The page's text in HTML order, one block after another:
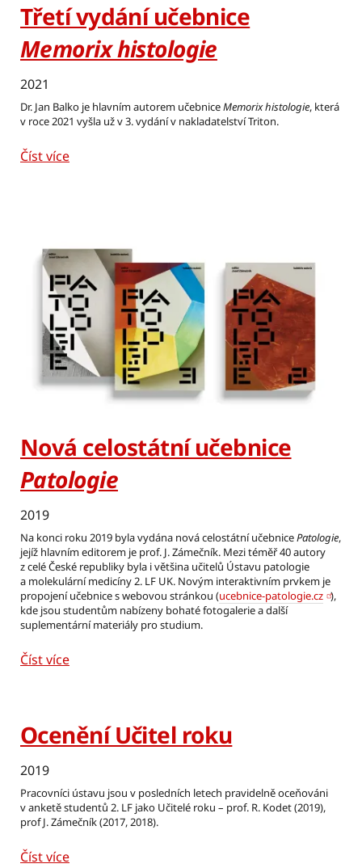
Třetí vydání učebnice
Memorix histologie
2021
Dr. Jan Balko je hlavním autorem učebniceMemorix histologie, která
v roce 2021 vyšla už v 3. vydání v nakladatelství Triton.
Číst více
Nová celostátní učebnice
Patologie
2019
Na konci roku 2019 byla vydána nová celostátní učebnicePatologie,
jejíž hlavním editorem je prof. J. Zámečník. Mezi téměř 40 autory
z celé České republiky byla i většina učitelů Ústavu patologie
a molekulární medicíny 2. LF UK. Novým interaktivním prvkem je
propojení učebnice s webovou stránkou (ucebnice-patologie.cz ),
kde jsou studentům nabízeny bohaté fotogalerie a další
suplementární materiály pro studium.
Číst více
Ocenění Učitel roku
2019
Pracovníci ústavu jsou v posledních letech pravidelně oceňováni
v anketě studentů 2. LF jako Učitelé roku – prof. R. Kodet (2019),
prof J. Zámečník (2017, 2018).
Číst více